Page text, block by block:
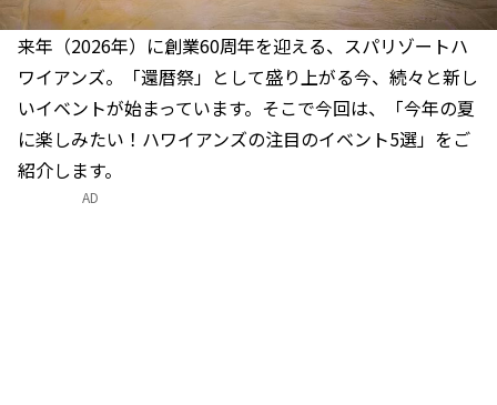
来年（2026年）に創業60周年を迎える、スパリゾートハ
ワイアンズ。「還暦祭」として盛り上がる今、続々と新し
いイベントが始まっています。そこで今回は、「今年の夏
に楽しみたい！ハワイアンズの注目のイベント5選」をご
紹介します。
AD